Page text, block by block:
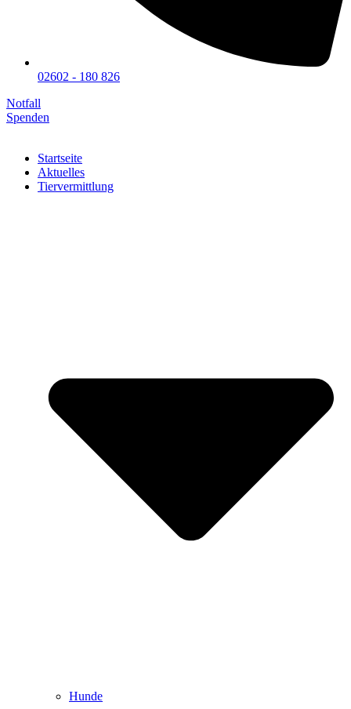
02602 - 180 826
Notfall
Spenden
Startseite
Aktuelles
Tiervermittlung
Hunde